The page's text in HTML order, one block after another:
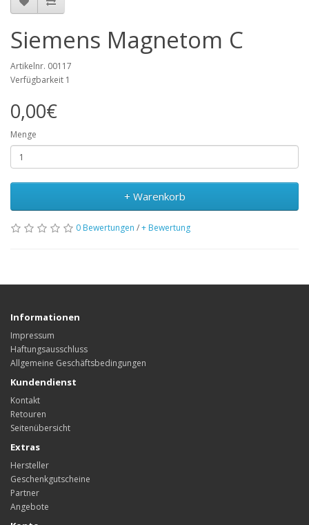
Siemens Magnetom C
Artikelnr. 00117
Verfügbarkeit 1
0,00€
Menge
+ Warenkorb
0 Bewertungen /+ Bewertung
Informationen
Impressum
Haftungsausschluss
Allgemeine Geschäftsbedingungen
Kundendienst
Kontakt
Retouren
Seitenübersicht
Extras
Hersteller
Geschenkgutscheine
Partner
Angebote